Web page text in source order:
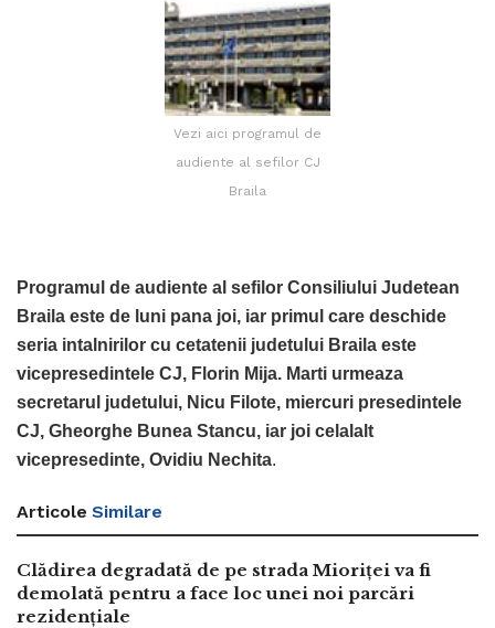
Vezi aici programul de
audiente al sefilor CJ
Braila
Programul de audiente al sefilor Consiliului Judetean
Braila este de luni pana joi, iar primul care deschide
seria intalnirilor cu cetatenii judetului Braila este
vicepresedintele CJ, Florin Mija. Marti urmeaza
secretarul judetului, Nicu Filote, miercuri presedintele
CJ, Gheorghe Bunea Stancu, iar joi celalalt
vicepresedinte, Ovidiu Nechita.
Articole Similare
Clădirea degradată de pe strada Mioriței va fi
demolată pentru a face loc unei noi parcări
rezidențiale